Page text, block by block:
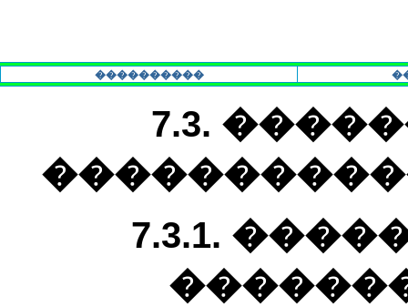
����������
7.3.
7.3.1.